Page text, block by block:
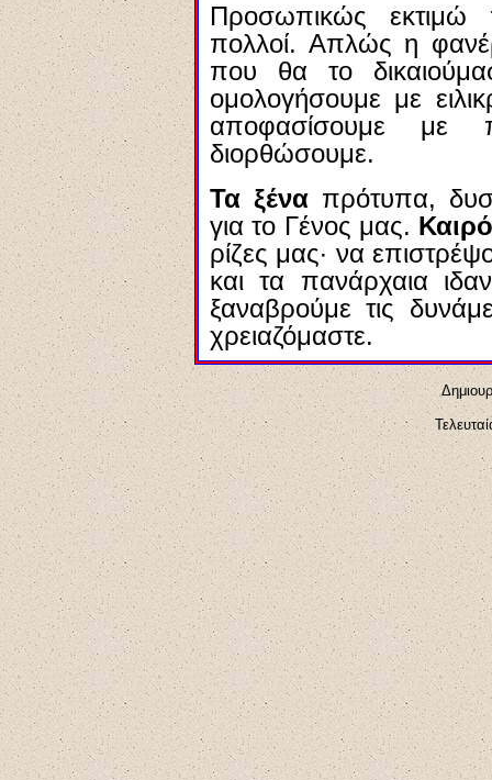
Προσωπικώς εκτιμώ
πολλοί. Απλώς η
που θα το
ομολογήσουμε με
αποφασίσουμε
διορθώσουμε.
Τα ξέναπρότυπα,
για το Γένος μας.
ρίζες μας· να
και τα πανάρχαια
ξαναβρούμε τις
χρειαζόμαστε.